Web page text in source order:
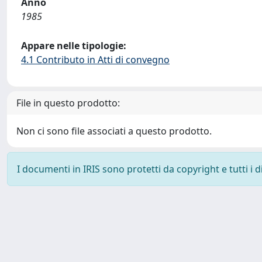
1985
Appare nelle tipologie:
4.1 Contributo in Atti di convegno
File in questo prodotto:
Non ci sono file associati a questo prodotto.
I documenti in IRIS sono protetti da copyright e tutti i